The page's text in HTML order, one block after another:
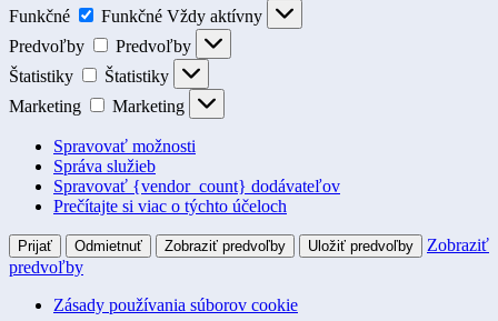
Funkčné
Funkčné Vždy aktívny
Predvoľby
Predvoľby
Štatistiky
Štatistiky
Marketing
Marketing
Spravovať možnosti
Správa služieb
Spravovať {vendor_count} dodávateľov
Prečítajte si viac o týchto účeloch
Prijať Odmietnuť Zobraziť predvoľby Uložiť predvoľby
Zobraziť
predvoľby
Zásady používania súborov cookie